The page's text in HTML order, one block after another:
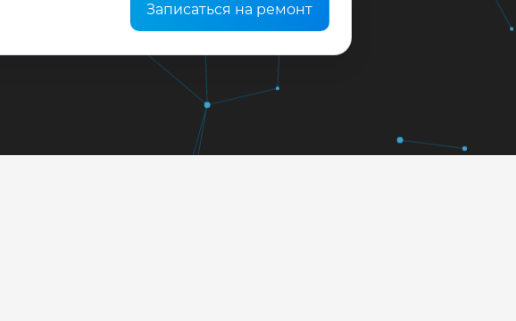
Записаться на ремонт